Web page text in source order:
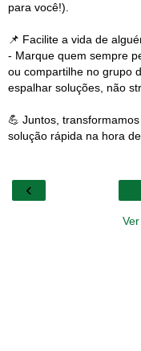
para você!).
📌 Facilite a vida de
- Marque quem sempre
ou compartilhe no grupo
espalhar soluções, não
💪 Juntos,
solução rápida na hora
‹